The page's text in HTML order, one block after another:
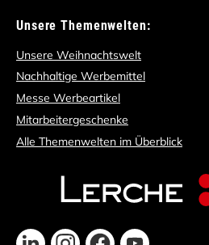
Unsere Themenwelten:
Unsere Weihnachtswelt
Nachhaltige Werbemittel
Messe Werbeartikel
Mitarbeitergeschenke
Alle Themenwelten im Überblick